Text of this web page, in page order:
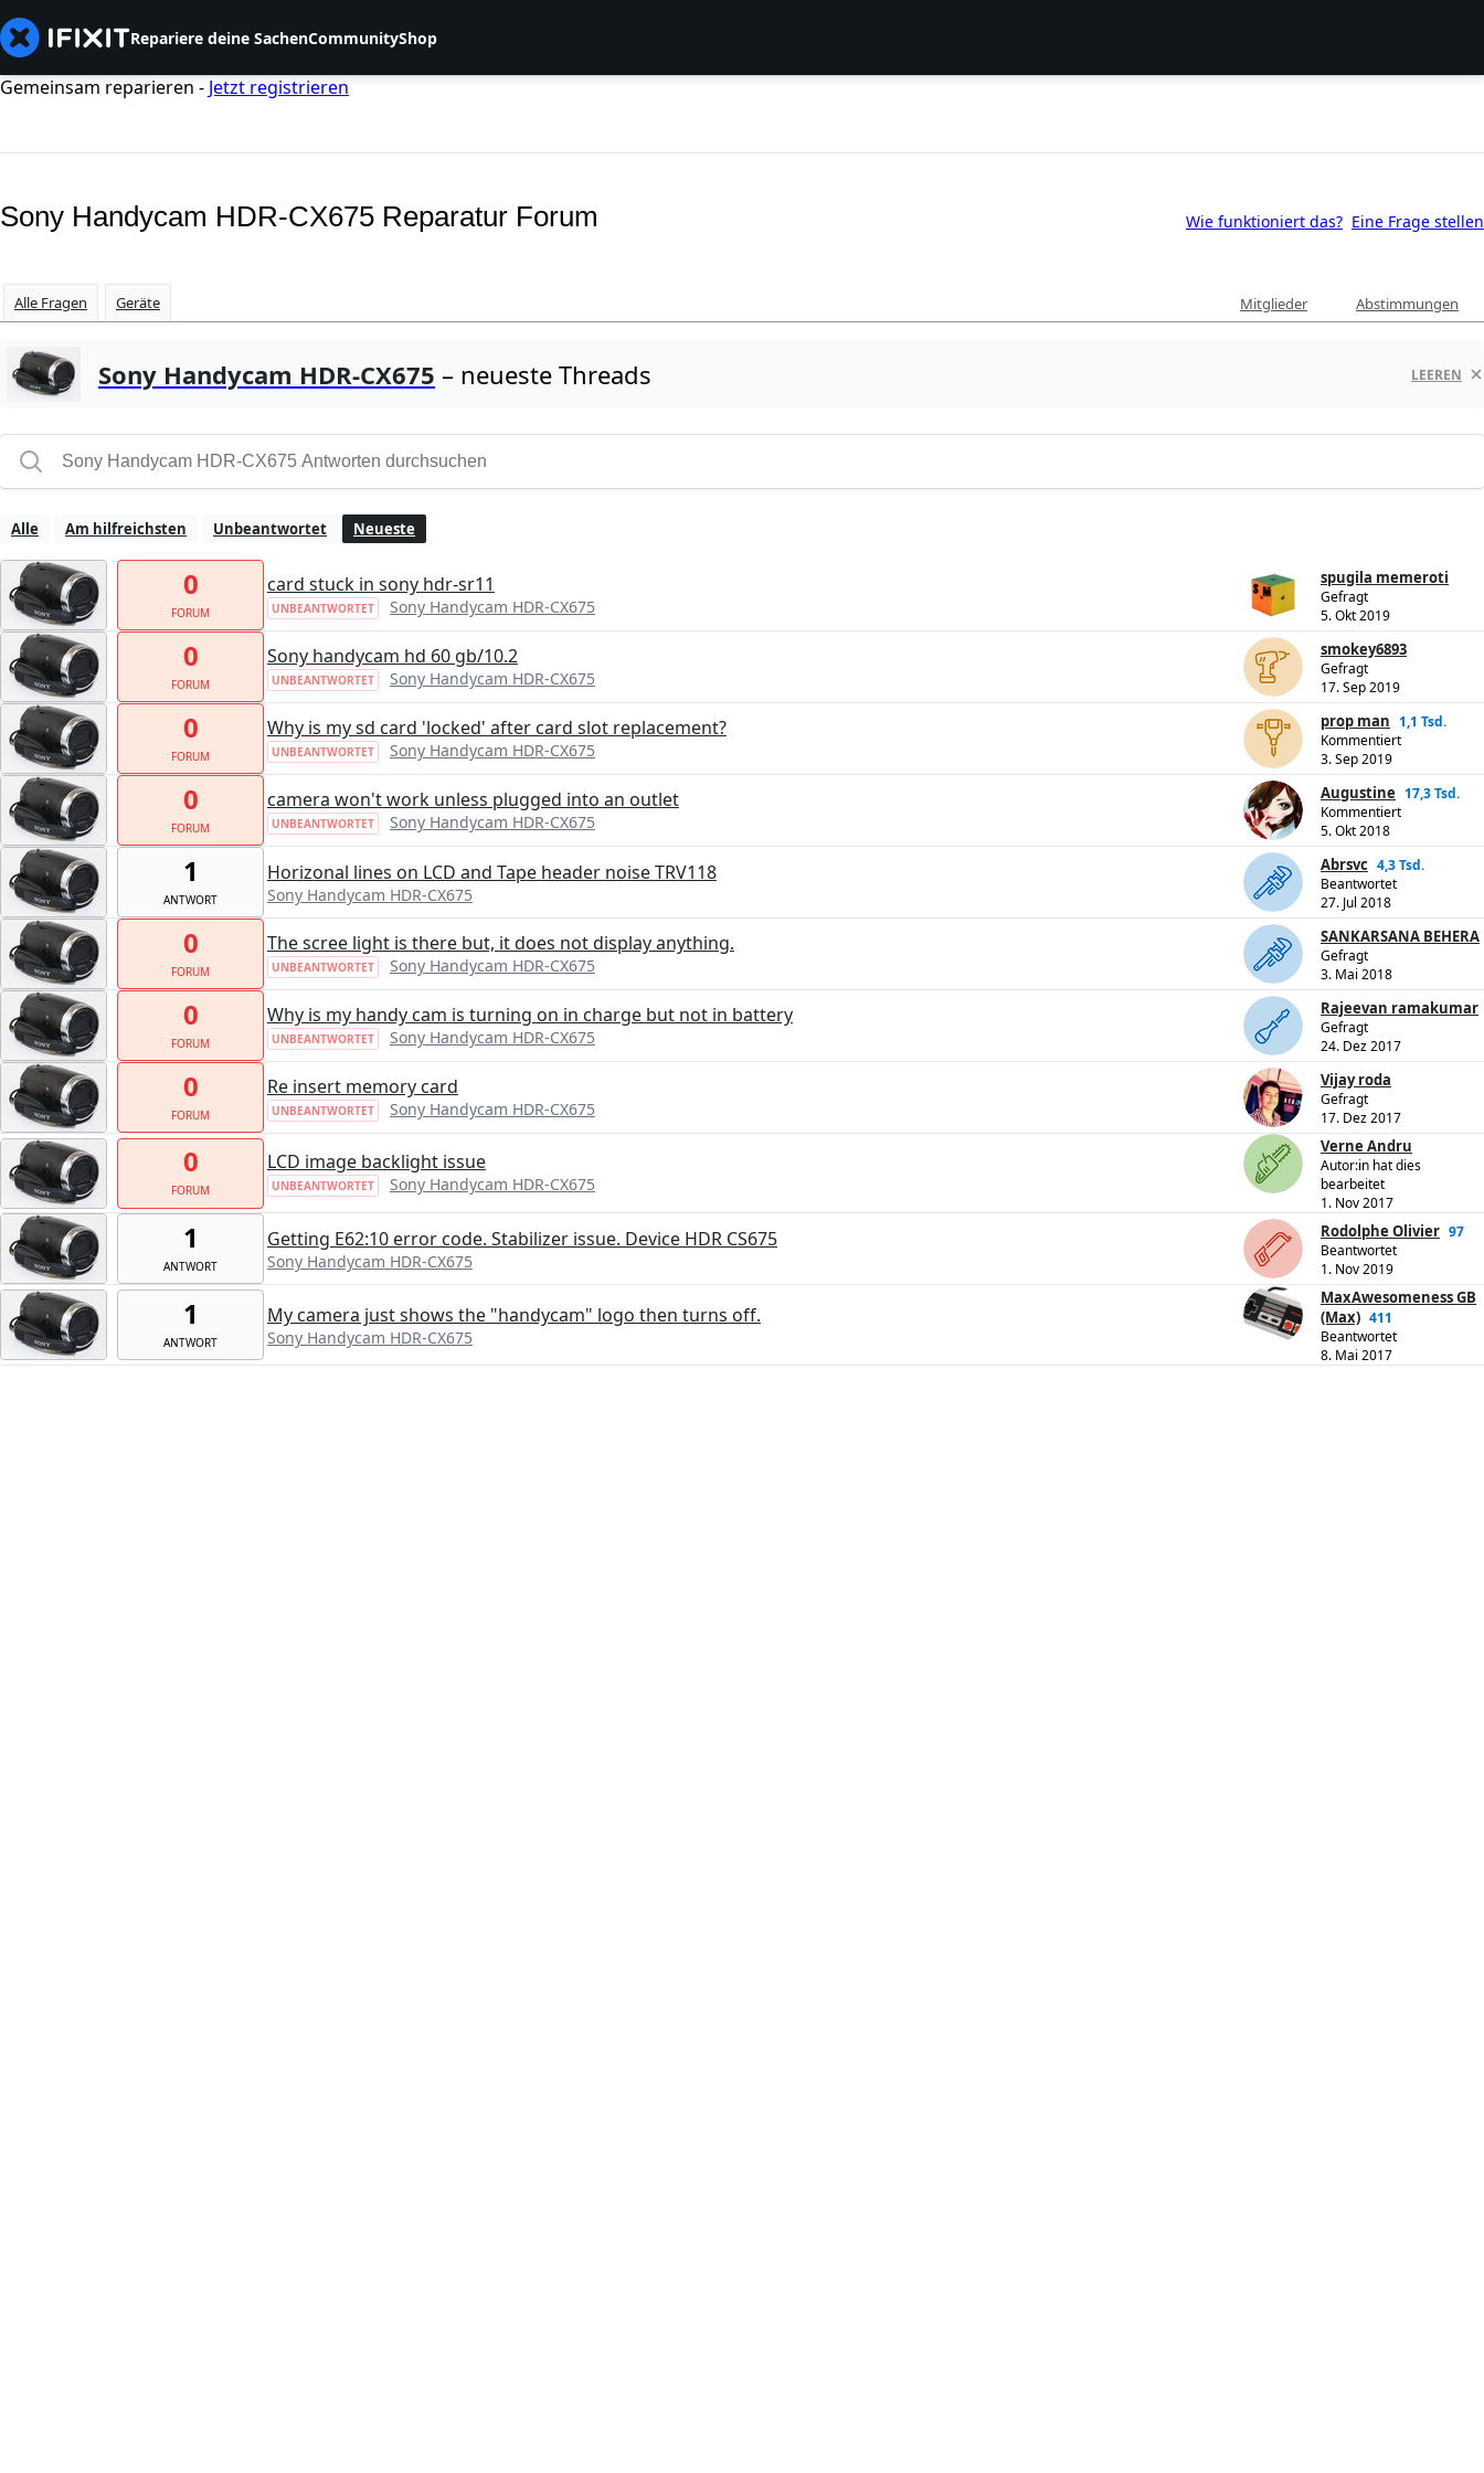
Repariere deine SachenCommunityShop
Gemeinsam reparieren - Jetzt registrieren
Sony Handycam HDR-CX675 Reparatur Forum Wie funktioniert das? Eine Frage stellen
Alle Fragen Geräte Mitglieder Abstimmungen
Sony Handycam HDR-CX675 – neueste Threads LEEREN
Alle Am hilfreichsten Unbeantwortet Neueste
0
FORUM
card stuck in sony hdr-sr11
UNBEANTWORTET Sony Handycam HDR-CX675
spugila memeroti
Gefragt
5. Okt 2019
0
FORUM
Sony handycam hd 60 gb/10.2
UNBEANTWORTET Sony Handycam HDR-CX675
smokey6893
Gefragt
17. Sep 2019
0
FORUM
Why is my sd card 'locked' after card slot replacement?
UNBEANTWORTET Sony Handycam HDR-CX675
prop man 1,1 Tsd.
Kommentiert
3. Sep 2019
0
FORUM
camera won't work unless plugged into an outlet
UNBEANTWORTET Sony Handycam HDR-CX675
Augustine 17,3 Tsd.
Kommentiert
5. Okt 2018
1
ANTWORT
Horizonal lines on LCD and Tape header noise TRV118
Sony Handycam HDR-CX675
Abrsvc 4,3 Tsd.
Beantwortet
27. Jul 2018
0
FORUM
The scree light is there but, it does not display anything.
UNBEANTWORTET Sony Handycam HDR-CX675
SANKARSANA BEHERA
Gefragt
3. Mai 2018
0
FORUM
Why is my handy cam is turning on in charge but not in battery
UNBEANTWORTET Sony Handycam HDR-CX675
Rajeevan ramakumar
Gefragt
24. Dez 2017
0
FORUM
Re insert memory card
UNBEANTWORTET Sony Handycam HDR-CX675
Vijay roda
Gefragt
17. Dez 2017
0
FORUM
LCD image backlight issue
UNBEANTWORTET Sony Handycam HDR-CX675
Verne Andru
Autor:in hat dies
bearbeitet
1. Nov 2017
1
ANTWORT
Getting E62:10 error code. Stabilizer issue. Device HDR CS675
Sony Handycam HDR-CX675
Rodolphe Olivier 97
Beantwortet
1. Nov 2019
1
ANTWORT
My camera just shows the "handycam" logo then turns off.
Sony Handycam HDR-CX675
MaxAwesomeness GB
(Max) 411
Beantwortet
8. Mai 2017